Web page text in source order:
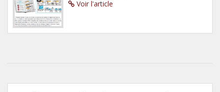
Voir l'article